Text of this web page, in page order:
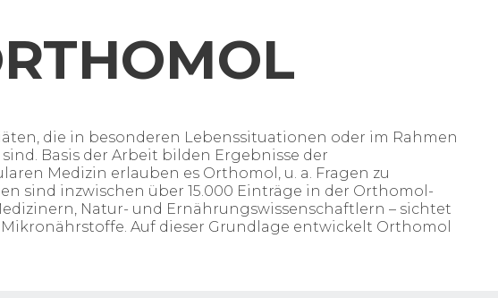
die in besonderen Lebenssituationen oder im Rahmen
Basis der Arbeit bilden Ergebnisse der
Medizin erlauben es Orthomol, u. a. Fragen zu
sind inzwischen über 15.000 Einträge in der Orthomol-
Natur- und Ernährungswissenschaftlern – sichtet
Auf dieser Grundlage entwickelt Orthomol